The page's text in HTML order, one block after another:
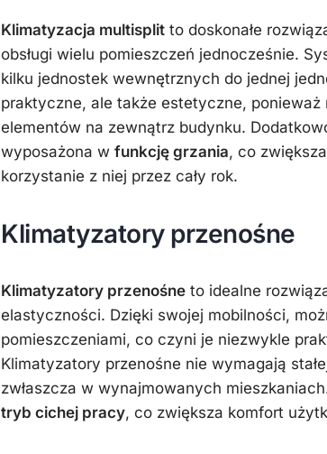
Klimatyzacja multisplit to doskonałe
obsługi wielu pomieszczeń jednocześnie.
kilku jednostek wewnętrznych do jednej
praktyczne, ale także estetyczne,
elementów na zewnątrz budynku.
wyposażona w funkcję grzania, co
korzystanie z niej przez cały rok.
Klimatyzatory przenośne
Klimatyzatory przenośne to idealne
elastyczności. Dzięki swojej mobilności,
pomieszczeniami, co czyni je niezwykle
Klimatyzatory przenośne nie wymagają
zwłaszcza w wynajmowanych
tryb cichej pracy, co zwiększa komfort